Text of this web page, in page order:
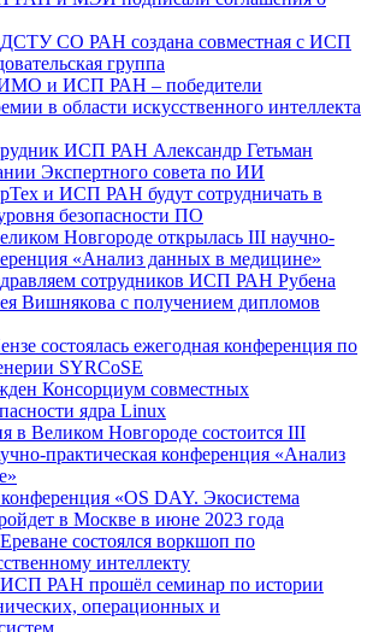
СО РАН создана совместная с ИСП
группа
и ИСП РАН – победители
в области искусственного интеллекта
ИСП РАН Александр Гетьман
Экспертного совета по ИИ
и ИСП РАН будут сотрудничать в
безопасности ПО
Новгороде открылась III научно-
«Анализ данных в медицине»
сотрудников ИСП РАН Рубена
Вишнякова с получением дипломов
состоялась ежегодная конференция по
SYRCoSE
Консорциум совместных
ядра Linux
в Великом Новгороде состоится III
практическая конференция «Анализ
«OS DAY. Экосистема
в Москве в июне 2023 года
состоялся воркшоп по
интеллекту
РАН прошёл семинар по истории
операционных и